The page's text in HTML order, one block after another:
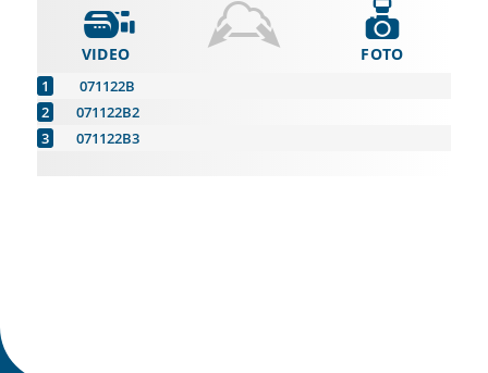
VIDEO
071122B
071122B2
071122B3
FOTO